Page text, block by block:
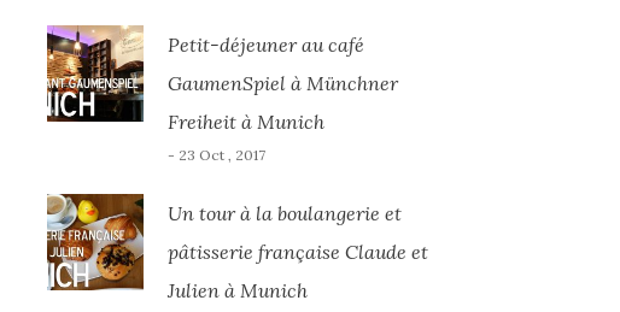
Petit-déjeuner au café
GaumenSpiel à Münchner
Freiheit à Munich
- 23 Oct , 2017
Un tour à la boulangerie et
pâtisserie française Claude et
Julien à Munich